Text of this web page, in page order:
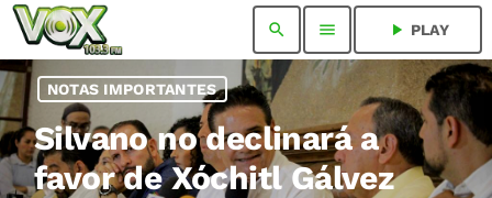
search menu play_arrow PLAY
NOTAS IMPORTANTES
Silvano no declinará a
favor de Xóchitl Gálvez